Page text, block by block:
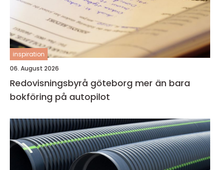
inspiration
06. August 2026
Redovisningsbyrå göteborg mer än bara
bokföring på autopilot